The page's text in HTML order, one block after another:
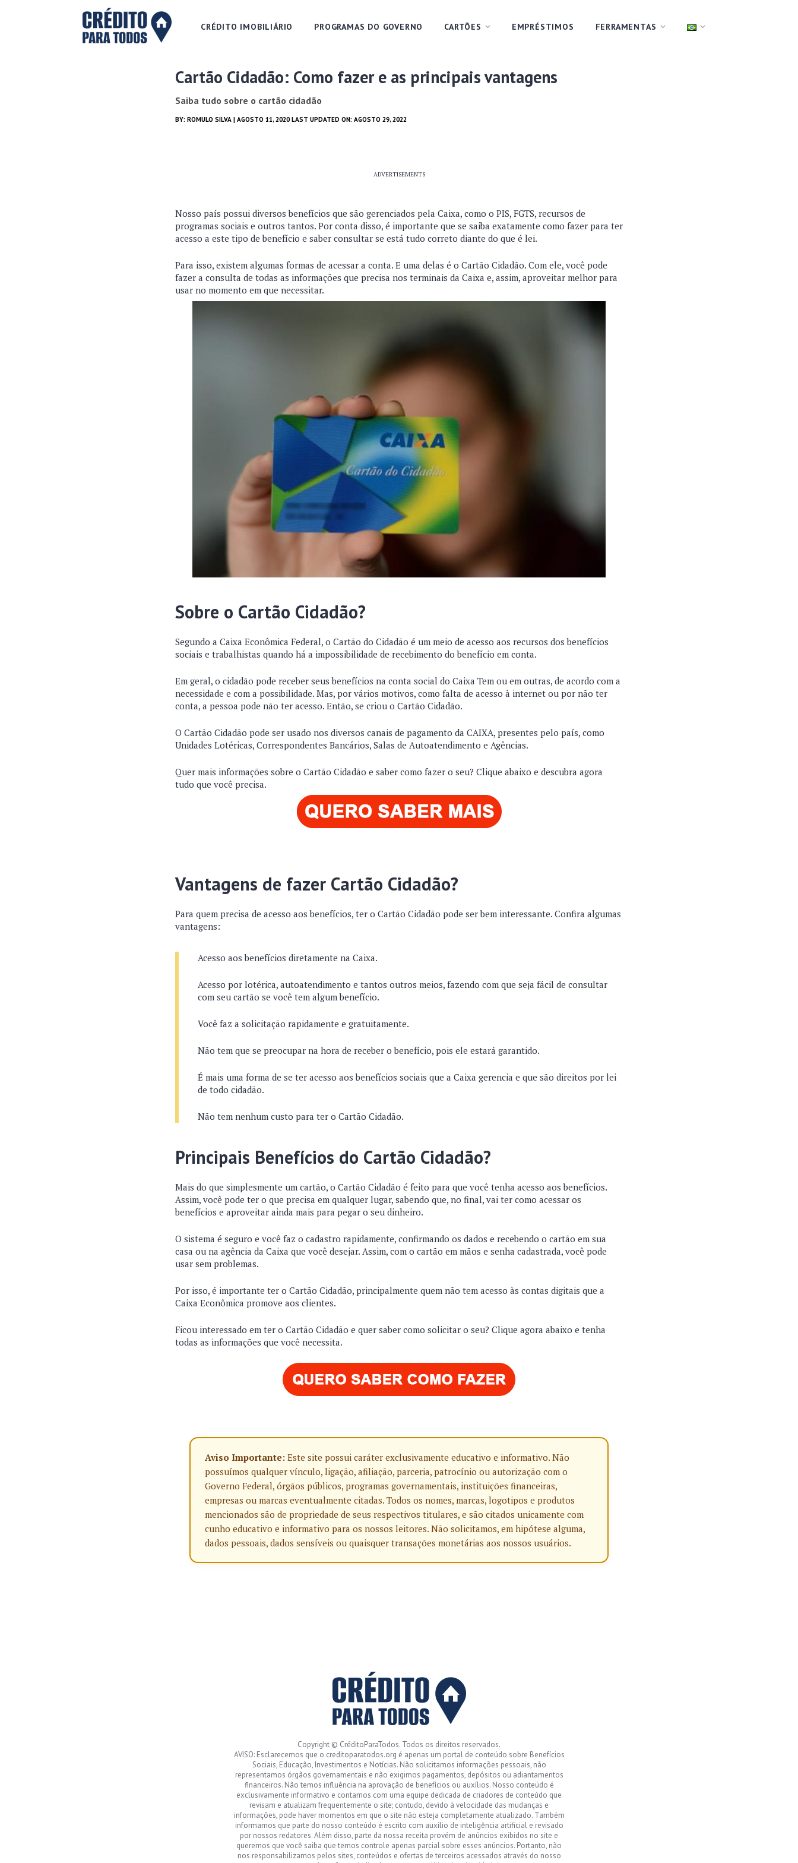
CRÉDITO IMOBILIÁRIO PROGRAMAS DO GOVERNO CARTÕES EMPRÉSTIMOS FERRAMENTAS
Cartão Cidadão: Como fazer e as principais vantagens
Saiba tudo sobre o cartão cidadão
BY: ROMULO SILVA | AGOSTO 11, 2020 LAST UPDATED ON: AGOSTO 29, 2022
ADVERTISEMENTS
Nosso país possui diversos benefícios que são gerenciados pela Caixa, como o PIS, FGTS, recursos de
programas sociais e outros tantos. Por conta disso, é importante que se saiba exatamente como fazer para ter
acesso a este tipo de benefício e saber consultar se está tudo correto diante do que é lei.
Para isso, existem algumas formas de acessar a conta. E uma delas é o Cartão Cidadão. Com ele, você pode
fazer a consulta de todas as informações que precisa nos terminais da Caixa e, assim, aproveitar melhor para
usar no momento em que necessitar.
Sobre o Cartão Cidadão?
Segundo a Caixa Econômica Federal, o Cartão do Cidadão é um meio de acesso aos recursos dos benefícios
sociais e trabalhistas quando há a impossibilidade de recebimento do benefício em conta.
Em geral, o cidadão pode receber seus benefícios na conta social do Caixa Tem ou em outras, de acordo com a
necessidade e com a possibilidade. Mas, por vários motivos, como falta de acesso à internet ou por não ter
conta, a pessoa pode não ter acesso. Então, se criou o Cartão Cidadão.
O Cartão Cidadão pode ser usado nos diversos canais de pagamento da CAIXA, presentes pelo país, como
Unidades Lotéricas, Correspondentes Bancários, Salas de Autoatendimento e Agências.
Quer mais informações sobre o Cartão Cidadão e saber como fazer o seu? Clique abaixo e descubra agora
tudo que você precisa.
Vantagens de fazer Cartão Cidadão?
Para quem precisa de acesso aos benefícios, ter o Cartão Cidadão pode ser bem interessante. Confira algumas
vantagens:
Acesso aos benefícios diretamente na Caixa.
Acesso por lotérica, autoatendimento e tantos outros meios, fazendo com que seja fácil de consultar
com seu cartão se você tem algum benefício.
Você faz a solicitação rapidamente e gratuitamente.
Não tem que se preocupar na hora de receber o benefício, pois ele estará garantido.
É mais uma forma de se ter acesso aos benefícios sociais que a Caixa gerencia e que são direitos por lei
de todo cidadão.
Não tem nenhum custo para ter o Cartão Cidadão.
Principais Benefícios do Cartão Cidadão?
Mais do que simplesmente um cartão, o Cartão Cidadão é feito para que você tenha acesso aos benefícios.
Assim, você pode ter o que precisa em qualquer lugar, sabendo que, no final, vai ter como acessar os
benefícios e aproveitar ainda mais para pegar o seu dinheiro.
O sistema é seguro e você faz o cadastro rapidamente, confirmando os dados e recebendo o cartão em sua
casa ou na agência da Caixa que você desejar. Assim, com o cartão em mãos e senha cadastrada, você pode
usar sem problemas.
Por isso, é importante ter o Cartão Cidadão, principalmente quem não tem acesso às contas digitais que a
Caixa Econômica promove aos clientes.
Ficou interessado em ter o Cartão Cidadão e quer saber como solicitar o seu? Clique agora abaixo e tenha
todas as informações que você necessita.
Aviso Importante: Este site possui caráter exclusivamente educativo e informativo. Não
possuímos qualquer vínculo, ligação, afiliação, parceria, patrocínio ou autorização com o
Governo Federal, órgãos públicos, programas governamentais, instituições financeiras,
empresas ou marcas eventualmente citadas. Todos os nomes, marcas, logotipos e produtos
mencionados são de propriedade de seus respectivos titulares, e são citados unicamente com
cunho educativo e informativo para os nossos leitores. Não solicitamos, em hipótese alguma,
dados pessoais, dados sensíveis ou quaisquer transações monetárias aos nossos usuários.
Copyright © CréditoParaTodos. Todos os direitos reservados.
AVISO: Esclarecemos que o creditoparatodos.org é apenas um portal de conteúdo sobre Benefícios
Sociais, Educação, Investimentos e Notícias. Não solicitamos informações pessoais, não
representamos órgãos governamentais e não exigimos pagamentos, depósitos ou adiantamentos
financeiros. Não temos influência na aprovação de benefícios ou auxílios. Nosso conteúdo é
exclusivamente informativo e contamos com uma equipe dedicada de criadores de conteúdo que
revisam e atualizam frequentemente o site; contudo, devido à velocidade das mudanças e
informações, pode haver momentos em que o site não esteja completamente atualizado. Também
informamos que parte do nosso conteúdo é escrito com auxílio de inteligência artificial e revisado
por nossos redatores. Além disso, parte da nossa receita provém de anúncios exibidos no site e
queremos que você saiba que temos controle apenas parcial sobre esses anúncios. Portanto, não
nos responsabilizamos pelos sites, conteúdos e ofertas de terceiros acessados através do nosso